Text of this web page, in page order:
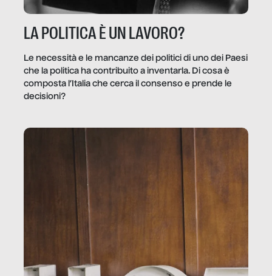
LA POLITICA È UN LAVORO?
Le necessità e le mancanze dei politici di uno dei Paesi
che la politica ha contribuito a inventarla. Di cosa è
composta l’Italia che cerca il consenso e prende le
decisioni?